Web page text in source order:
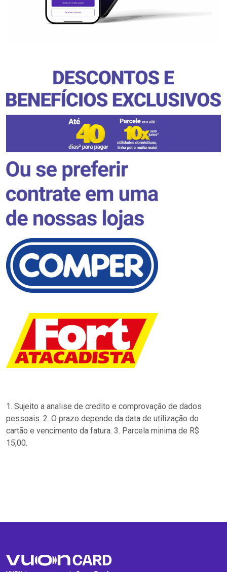
1. Sujeito a analise de credito e comprovação de dados
pessoais. 2. O prazo depende da data de utilização do
cartão e vencimento da fatura. 3. Parcela minima de R$
15,00.